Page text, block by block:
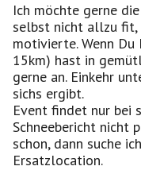
Ich möchte gerne
selbst nicht allzu fit,
motivierte. Wenn
15km) hast in
gerne an. Einkehr
sichs ergibt.
Event findet nur bei
Schneebericht nicht
schon, dann suche
Ersatzlocation.